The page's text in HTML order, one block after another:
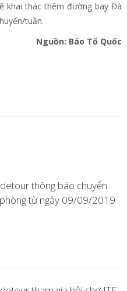
khai thác thêm đường bay Đà
tuần.
Nguồn: Báo Tổ Quốc
thông báo chuyển
từ ngày 09/09/2019